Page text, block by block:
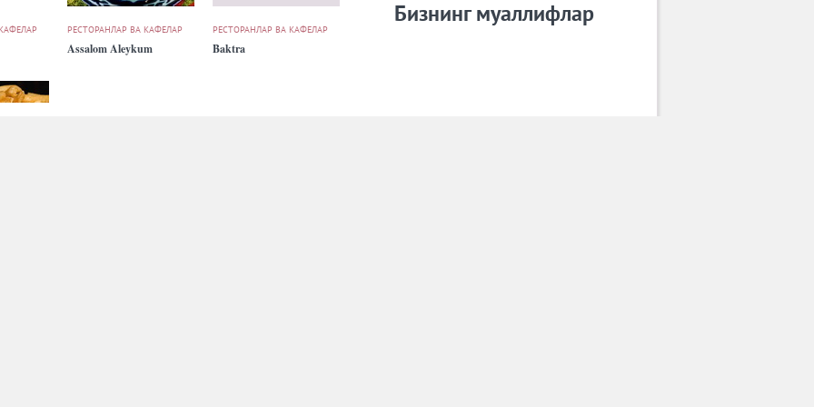
РЕСТОРАНЛАР ВА КАФЕЛАР
Assalom Aleykum
РЕСТОРАНЛАР ВА КАФЕЛАР
Baktra
Бизнинг муаллифлар